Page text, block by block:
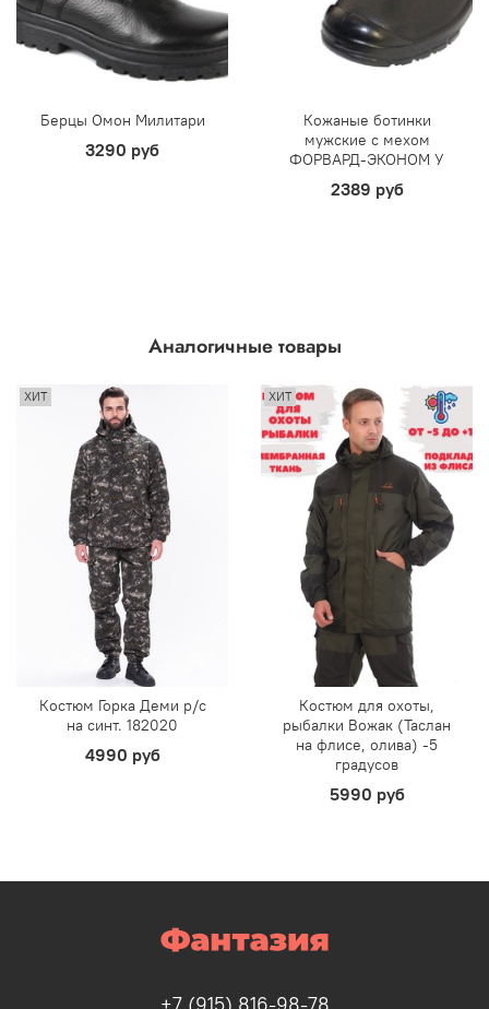
Берцы Омон Милитари
3290 руб
Кожаные ботинки
мужские с мехом
ФОРВАРД-ЭКОНОМ У
2389 руб
Аналогичные товары
ХИТ
Костюм Горка Деми р/c
на синт. 182020
4990 руб
ХИТ
Костюм для охоты,
рыбалки Вожак (Таслан
на флисе, олива) -5
градусов
5990 руб